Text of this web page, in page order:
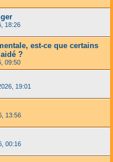
18:26
est-ce que certains
?
09:50
19:01
13:56
00:16